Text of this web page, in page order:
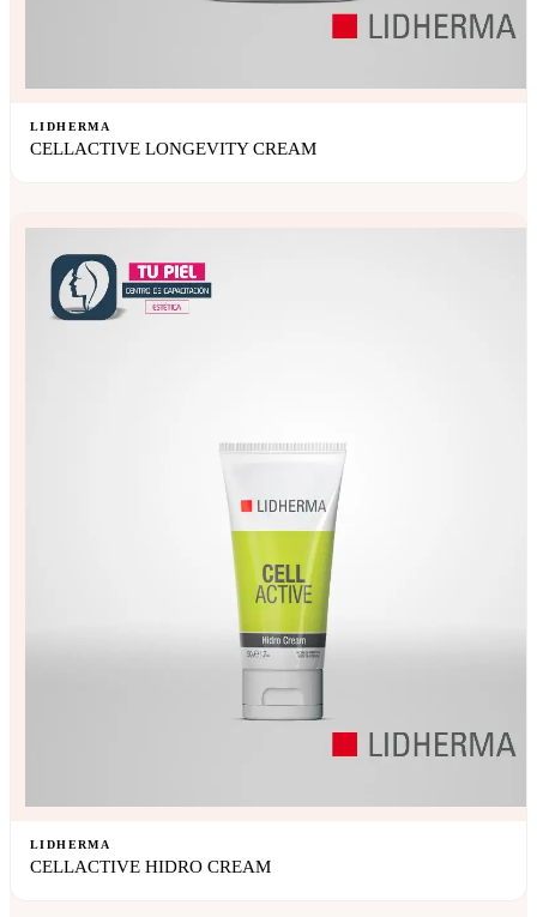
LIDHERMA
CELLACTIVE LONGEVITY CREAM
LIDHERMA
CELLACTIVE HIDRO CREAM